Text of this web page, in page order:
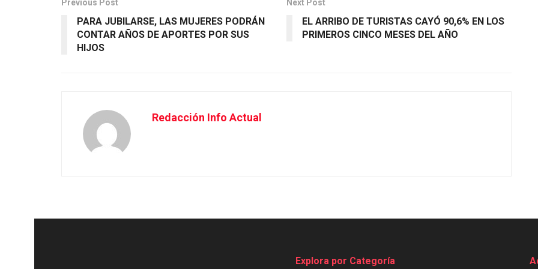
Previous Post
PARA JUBILARSE, LAS MUJERES PODRÁN
CONTAR AÑOS DE APORTES POR SUS
HIJOS
Next Post
EL ARRIBO DE TURISTAS CAYÓ 90,6% EN LOS
PRIMEROS CINCO MESES DEL AÑO
Redacción Info Actual
Explora por Categoría